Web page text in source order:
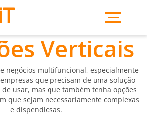
Verticais
negócios multifuncional, especialmente
que precisam de uma solução
de usar, mas que também tenha opções
que sejam necessariamente complexas
e dispendiosas.